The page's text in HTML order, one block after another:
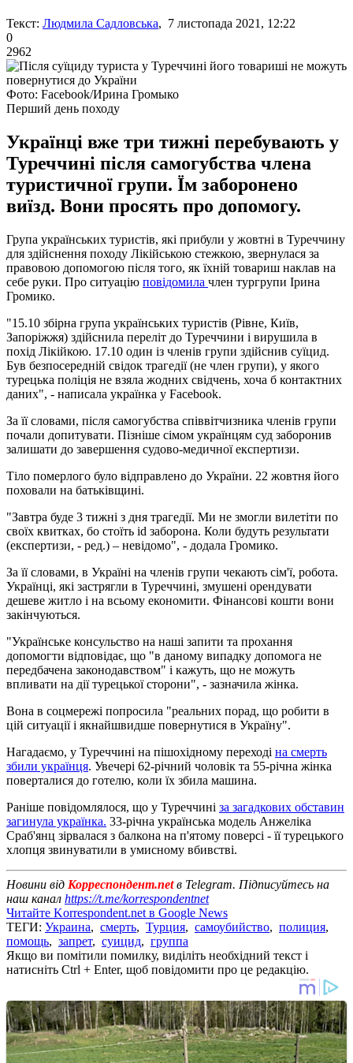
Текст: Людмила Садловська, 7 листопада 2021, 12:22
0
2962
Фото: Facebook/Ирина Громыко
Перший день походу
Українці вже три тижні перебувають у
Туреччині після самогубства члена
туристичної групи. Їм заборонено
виїзд. Вони просять про допомогу.
Група українських туристів, які прибули у жовтні в Туреччину
для здійснення походу Лікійською стежкою, звернулася за
правовою допомогою після того, як їхній товариш наклав на
себе руки. Про ситуацію повідомила член тургрупи Ірина
Громико.
"15.10 збірна група українських туристів (Рівне, Київ,
Запоріжжя) здійснила переліт до Туреччини і вирушила в
похід Лікійкою. 17.10 один із членів групи здійснив суїцид.
Був безпосередній свідок трагедії (не член групи), у якого
турецька поліція не взяла жодних свідчень, хоча б контактних
даних", - написала українка у Facebook.
За її словами, після самогубства співвітчизника членів групи
почали допитувати. Пізніше сімом українцям суд заборонив
залишати до завершення судово-медичної експертизи.
Тіло померлого було відправлено до України. 22 жовтня його
поховали на батьківщині.
"Завтра буде 3 тижні з дня трагедії. Ми не змогли вилетіти по
своїх квитках, бо стоїть id заборона. Коли будуть результати
(експертизи, - ред.) – невідомо", - додала Громико.
За її словами, в Україні на членів групи чекають сім'ї, робота.
Українці, які застрягли в Туреччині, змушені орендувати
дешеве житло і на всьому економити. Фінансові кошти вони
закінчуються.
"Українське консульство на наші запити та прохання
допомогти відповідає, що "в даному випадку допомога не
передбачена законодавством" і кажуть, що не можуть
впливати на дії турецької сторони", - зазначила жінка.
Вона в соцмережі попросила "реальних порад, що робити в
цій ситуації і якнайшвидше повернутися в Україну".
Нагадаємо, у Туреччині на пішохідному переході на смерть
збили українця. Увечері 62-річний чоловік та 55-річна жінка
поверталися до готелю, коли їх збила машина.
Раніше повідомлялося, що у Туреччині за загадкових обставин
загинула українка. 33-річна українська модель Анжеліка
Сраб'янц зірвалася з балкона на п'ятому поверсі - її турецького
хлопця звинуватили в умисному вбивстві.
Новини від Корреспондент.netв Telegram. Підписуйтесь на
наш канал https://t.me/korrespondentnet
Читайте Korrespondent.net в Google News
ТЕГИ: Украина, смерть, Турция, самоубийство, полиция,
помощь, запрет, суицид, группа
Якщо ви помітили помилку, виділіть необхідний текст і
натисніть Ctrl + Enter, щоб повідомити про це редакцію.